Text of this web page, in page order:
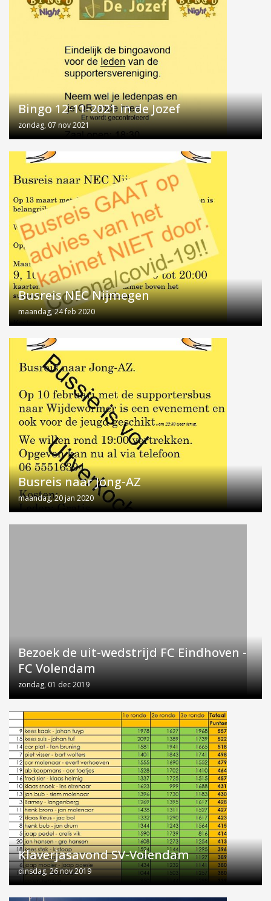
Bingo 12-11-2021 in de Jozef
zondag, 07 nov 2021
Busreis NEC Nijmegen
maandag, 24 feb 2020
Busreis naar Jong-AZ
maandag, 20 jan 2020
Bezoek de uit-wedstrijd FC Eindhoven -
FC Volendam
zondag, 01 dec 2019
Klaverjasavond SV-Volendam
dinsdag, 26 nov 2019